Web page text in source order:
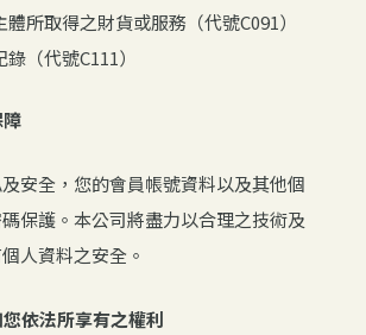
體所取得之財貨或服務（代號C091）
（代號C111）
安全，您的會員帳號資料以及其他個
保護。本公司將盡力以合理之技術及
人資料之安全。
依法所享有之權利